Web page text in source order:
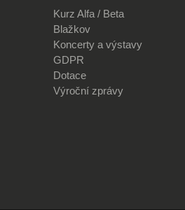
Kurz Alfa / Beta
Blažkov
Koncerty a výstavy
GDPR
Dotace
Výroční zprávy